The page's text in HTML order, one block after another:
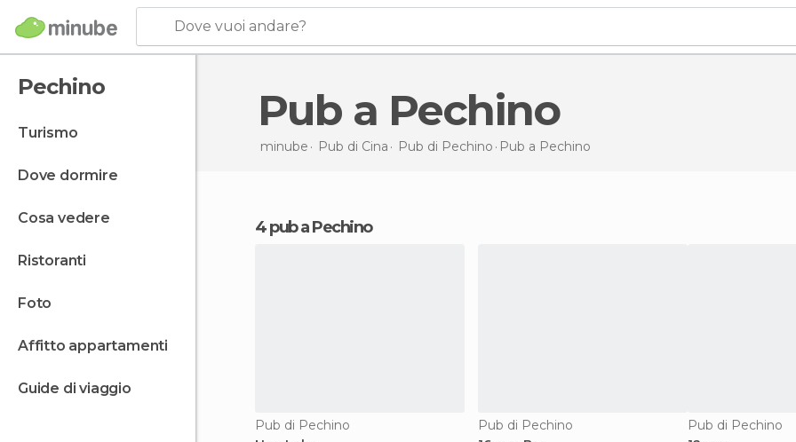
Dove vuoi andare?
Pechino
turismo
dove dormire
cosa vedere
ristoranti
foto
affitto appartamenti
guide di viaggio
Pub a Pechino
minube Pub di Cina Pub di Pechino Pub a Pechino
4 pub a Pechino
Pub di Pechino
Pub di Pechino
Pub di Pechino